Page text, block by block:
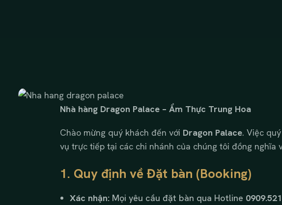
Nhà hàng Dragon Palace – Ẩm Thực Trung Hoa
Chào mừng quý khách đến với Dragon Palace. Việc
vụ trực tiếp tại các chi nhánh của chúng tôi đồng
1. Quy định về Đặt bàn (Booking)
Xác nhận: Mọi yêu cầu đặt bàn qua Hotline